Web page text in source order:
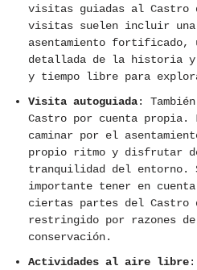
visitas guiadas al Castro
visitas suelen incluir una
asentamiento fortificado,
detallada de la historia
y tiempo libre para
Visita autoguiada:
Castro por cuenta propia.
caminar por el
propio ritmo y disfrutar
tranquilidad del entorno.
importante tener en
ciertas partes del Castro
restringido por razones
conservación.
Actividades al aire libre